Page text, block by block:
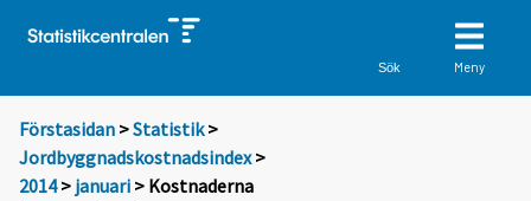
Sök Meny
Förstasidan >Statistik >
Jordbyggnadskostnadsindex>
2014> januari > Kostnaderna